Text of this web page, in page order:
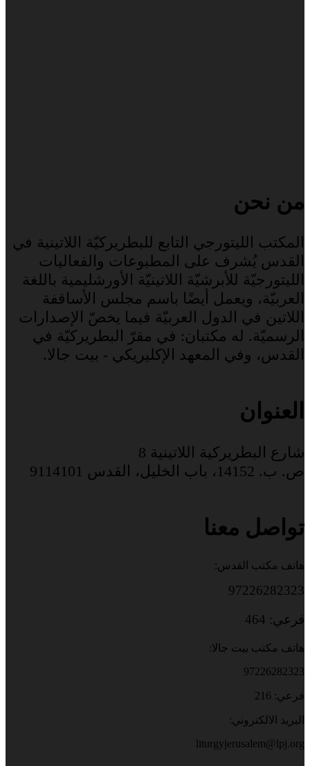
من نحن
المكتب الليتورجي التابع للبطريركيّة اللاتينية في
القدس يُشرف على المطبوعات والفعاليات
الليتورجيّة للأبرشيّة اللاتينيّة الأورشليمية باللغة
العربيّة، ويعمل أيضًا باسم مجلس الأساقفة
اللاتين في الدول العربيّة فيما يخصّ الإصدارات
الرسميّة. له مكتبان: في مقرّ البطريركيّة في
القدس، وفي المعهد الإكليريكي - بيت جالا.
العنوان
شارع البطريركية اللاتينية 8
ص. ب. 14152، باب الخليل، القدس 9114101
تواصل معنا
هاتف مكتب القدس:
97226282323
فرعي: 464
هاتف مكتب بيت جالا:
97226282323
فرعي: 216
البريد الالكتروني:
liturgyjerusalem@lpj.org